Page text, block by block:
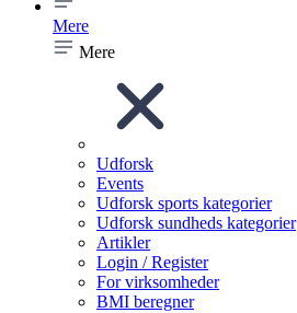
Mere
Mere
Udforsk
Events
Udforsk sports kategorier
Udforsk sundheds kategorier
Artikler
Login / Register
For virksomheder
BMI beregner